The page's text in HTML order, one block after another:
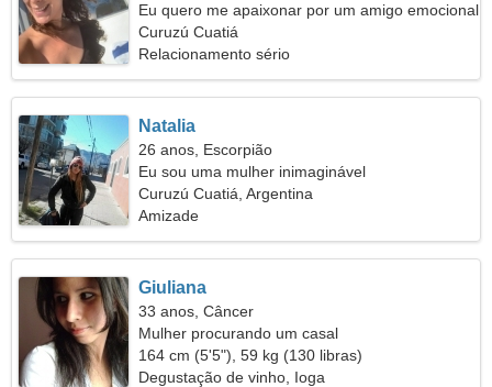
Eu quero me apaixonar por um amigo emocional
Curuzú Cuatiá
Relacionamento sério
Natalia
26 anos, Escorpião
Eu sou uma mulher inimaginável
Curuzú Cuatiá, Argentina
Amizade
Giuliana
33 anos, Câncer
Mulher procurando um casal
164 cm (5'5"), 59 kg (130 libras)
Degustação de vinho, Ioga